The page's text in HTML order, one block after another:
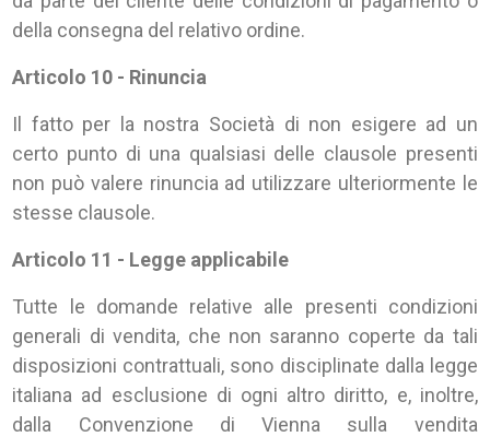
della consegna del relativo ordine.
Articolo 10 - Rinuncia
Il fatto per la nostra Società di non esigere ad un
certo punto di una qualsiasi delle clausole presenti
non può valere rinuncia ad utilizzare ulteriormente le
stesse clausole.
Articolo 11 - Legge applicabile
Tutte le domande relative alle presenti condizioni
generali di vendita, che non saranno coperte da tali
disposizioni contrattuali, sono disciplinate dalla legge
italiana ad esclusione di ogni altro diritto, e, inoltre,
dalla Convenzione di Vienna sulla vendita